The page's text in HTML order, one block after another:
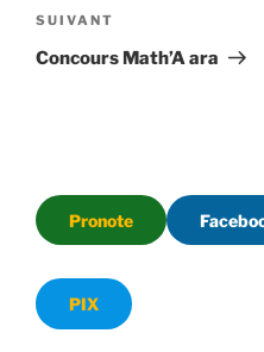
Article
suivant
SUIVANT
Concours Math’A ara
Pronote
PIX